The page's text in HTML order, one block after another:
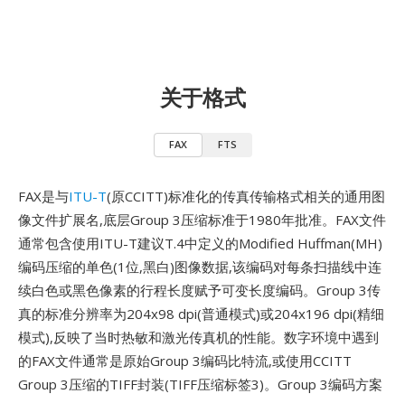
关于格式
FAX FTS
FAX是与ITU-T(原CCITT)标准化的传真传输格式相关的通用图
像文件扩展名,底层Group 3压缩标准于1980年批准。FAX文件
通常包含使用ITU-T建议T.4中定义的Modified Huffman(MH)
编码压缩的单色(1位,黑白)图像数据,该编码对每条扫描线中连
续白色或黑色像素的行程长度赋予可变长度编码。Group 3传
真的标准分辨率为204x98 dpi(普通模式)或204x196 dpi(精细
模式),反映了当时热敏和激光传真机的性能。数字环境中遇到
的FAX文件通常是原始Group 3编码比特流,或使用CCITT
Group 3压缩的TIFF封装(TIFF压缩标签3)。Group 3编码方案